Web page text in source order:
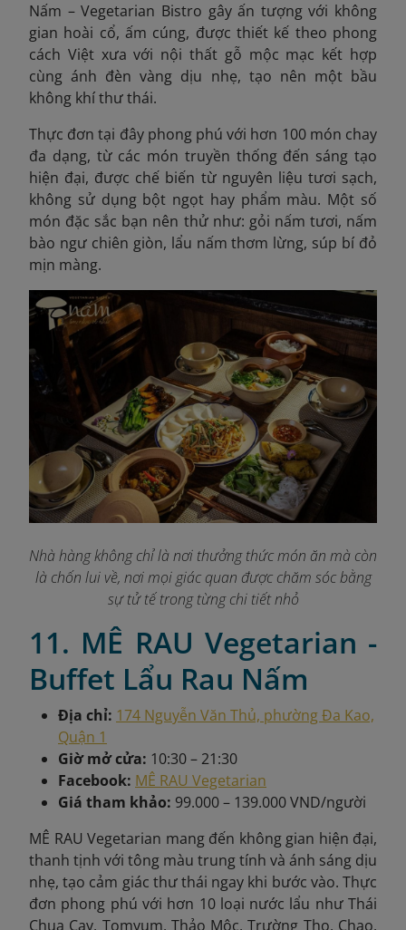
Nấm – Vegetarian Bistro gây ấn tượng với không
gian hoài cổ, ấm cúng, được thiết kế theo phong
cách Việt xưa với nội thất gỗ mộc mạc kết hợp
cùng ánh đèn vàng dịu nhẹ, tạo nên một bầu
không khí thư thái.
Thực đơn tại đây phong phú với hơn 100 món chay
đa dạng, từ các món truyền thống đến sáng tạo
hiện đại, được chế biến từ nguyên liệu tươi sạch,
không sử dụng bột ngọt hay phẩm màu. Một số
món đặc sắc bạn nên thử như: gỏi nấm tươi, nấm
bào ngư chiên giòn, lẩu nấm thơm lừng, súp bí đỏ
mịn màng.
Nhà hàng không chỉ là nơi thưởng thức món ăn mà còn
là chốn lui về, nơi mọi giác quan được chăm sóc bằng
sự tử tế trong từng chi tiết nhỏ
11. MÊ RAU Vegetarian -
Buffet Lẩu Rau Nấm
Địa chỉ: 174 Nguyễn Văn Thủ, phường Đa Kao,
Quận 1
Giờ mở cửa: 10:30 – 21:30
Facebook: MÊ RAU Vegetarian
Giá tham khảo: 99.000 – 139.000 VND/người
MÊ RAU Vegetarian mang đến không gian hiện đại,
thanh tịnh với tông màu trung tính và ánh sáng dịu
nhẹ, tạo cảm giác thư thái ngay khi bước vào. Thực
đơn phong phú với hơn 10 loại nước lẩu như Thái
Chua Cay, Tomyum, Thảo Mộc, Trường Thọ, Chao,